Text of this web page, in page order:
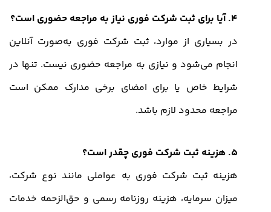
4. آیا برای ثبت شرکت فوری نیاز به مراجعه حضوری است؟
در بسیاری از موارد، ثبت شرکت فوری به‌صورت آنلاین
انجام می‌شود و نیازی به مراجعه حضوری نیست. تنها در
شرایط خاص یا برای امضای برخی مدارک ممکن است
مراجعه محدود لازم باشد.
5. هزینه ثبت شرکت فوری چقدر است؟
هزینه ثبت شرکت فوری به عواملی مانند نوع شرکت،
میزان سرمایه، هزینه روزنامه رسمی و حق‌الزحمه خدمات